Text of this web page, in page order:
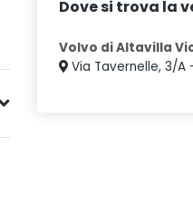
Dove si trova la
Volvo di Altavilla
Via Tavernelle, 3/A